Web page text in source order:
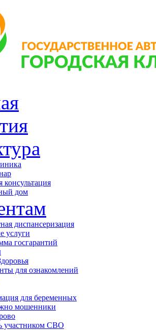
консультация
дом
диспансеризация
услуги
госгарантий
для ознакомлений
для беременных
мошенники
участником СВО